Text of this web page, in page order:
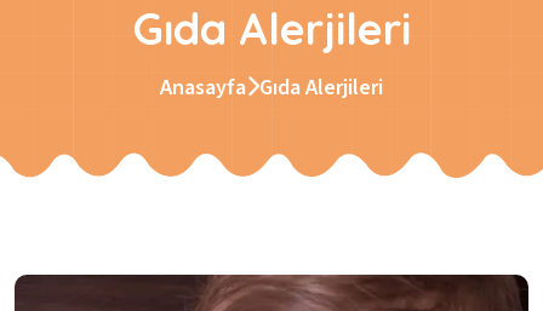
Gıda Alerjileri
Anasayfa Gıda Alerjileri